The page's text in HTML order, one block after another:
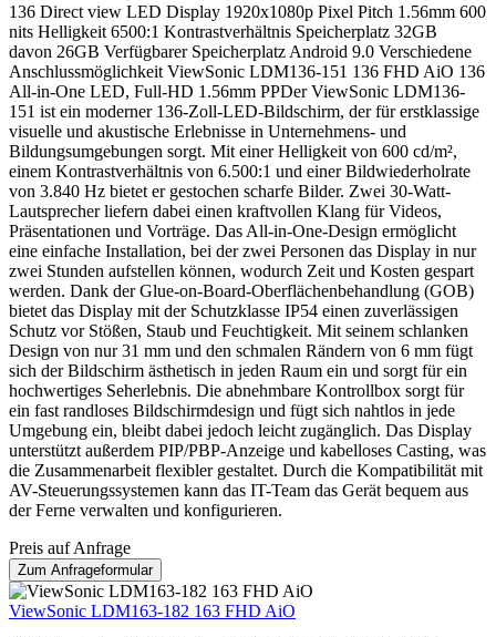
136 Direct view LED Display 1920x1080p Pixel Pitch 1.56mm 600
nits Helligkeit 6500:1 Kontrastverhältnis Speicherplatz 32GB
davon 26GB Verfügbarer Speicherplatz Android 9.0 Verschiedene
Anschlussmöglichkeit ViewSonic LDM136-151 136 FHD AiO 136
All-in-One LED, Full-HD 1.56mm PPDer ViewSonic LDM136-
151 ist ein moderner 136-Zoll-LED-Bildschirm, der für erstklassige
visuelle und akustische Erlebnisse in Unternehmens- und
Bildungsumgebungen sorgt. Mit einer Helligkeit von 600 cd/m²,
einem Kontrastverhältnis von 6.500:1 und einer Bildwiederholrate
von 3.840 Hz bietet er gestochen scharfe Bilder. Zwei 30-Watt-
Lautsprecher liefern dabei einen kraftvollen Klang für Videos,
Präsentationen und Vorträge. Das All-in-One-Design ermöglicht
eine einfache Installation, bei der zwei Personen das Display in nur
zwei Stunden aufstellen können, wodurch Zeit und Kosten gespart
werden. Dank der Glue-on-Board-Oberflächenbehandlung (GOB)
bietet das Display mit der Schutzklasse IP54 einen zuverlässigen
Schutz vor Stößen, Staub und Feuchtigkeit. Mit seinem schlanken
Design von nur 31 mm und den schmalen Rändern von 6 mm fügt
sich der Bildschirm ästhetisch in jeden Raum ein und sorgt für ein
hochwertiges Seherlebnis. Die abnehmbare Kontrollbox sorgt für
ein fast randloses Bildschirmdesign und fügt sich nahtlos in jede
Umgebung ein, bleibt dabei jedoch leicht zugänglich. Das Display
unterstützt außerdem PIP/PBP-Anzeige und kabelloses Casting, was
die Zusammenarbeit flexibler gestaltet. Durch die Kompatibilität mit
AV-Steuerungssystemen kann das IT-Team das Gerät bequem aus
der Ferne verwalten und konfigurieren.
Preis auf Anfrage
Zum Anfrageformular
ViewSonic LDM163-182 163 FHD AiO